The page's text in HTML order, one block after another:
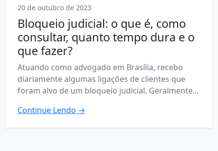
20 de outubro de 2023
Bloqueio judicial: o que é, como
consultar, quanto tempo dura e o
que fazer?
Atuando como advogado em Brasília, recebo
diariamente algumas ligações de clientes que
foram alvo de um bloqueio judicial. Geralmente...
Continue Lendo →